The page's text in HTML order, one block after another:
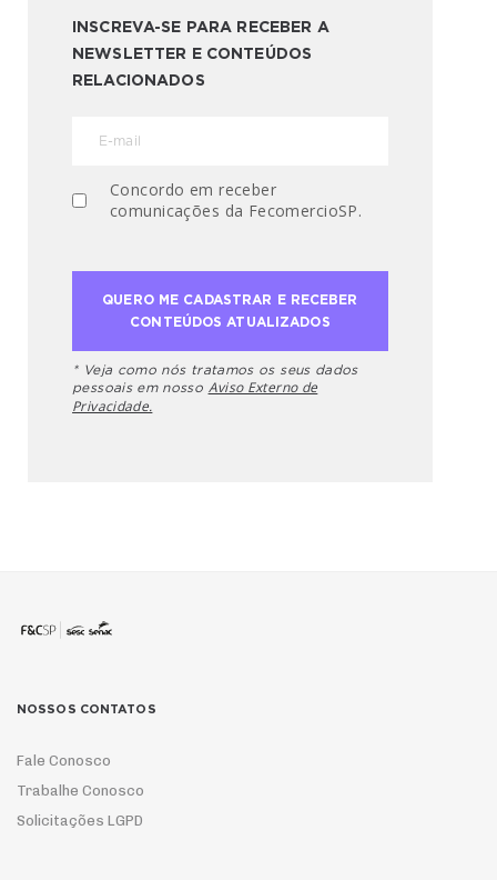
INSCREVA-SE PARA RECEBER A
NEWSLETTER E CONTEÚDOS
RELACIONADOS
Concordo em receber
comunicações da FecomercioSP.
* Veja como nós tratamos os seus dados
pessoais em nosso Aviso Externo de
Privacidade.
NOSSOS CONTATOS
Fale Conosco
Trabalhe Conosco
Solicitações LGPD